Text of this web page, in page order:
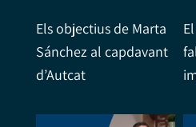
Els objectius de Marta
Sánchez al capdavant
d’Autcat